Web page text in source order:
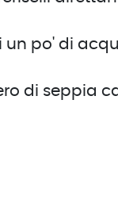
po' di
di seppia